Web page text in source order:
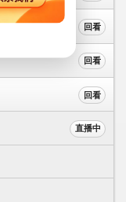
回看
回看
回看
直播中